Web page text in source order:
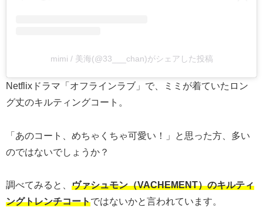
mimi / 美海(@33___chan)がシェアした投稿
Netflixドラマ「オフラインラブ」で、ミミが着ていたロン
グ丈のキルティングコート。
「あのコート、めちゃくちゃ可愛い！」と思った方、多い
のではないでしょうか？
調べてみると、 ヴァシュモン（VACHEMENT）のキルティ
ングトレンチコートではないかと言われています。